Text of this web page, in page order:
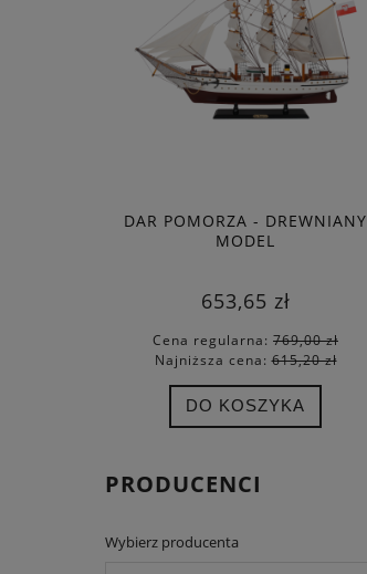
DAR POMORZA - DREWNIANY
MODEL
653,65 zł
Cena regularna: 769,00 zł
Najniższa cena:615,20 zł
DO KOSZYKA
PRODUCENCI
Wybierz producenta